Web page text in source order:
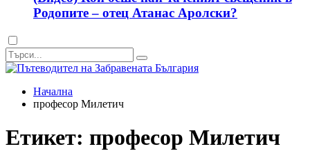
Родопите – отец Атанас Аролски?
Dark
mode
Начална
професор Милетич
Етикет: професор Милетич